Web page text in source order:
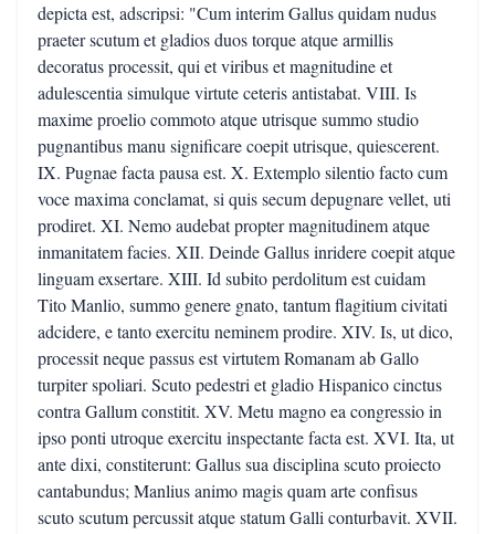
depicta est, adscripsi: "Cum interim Gallus quidam nudus
praeter scutum et gladios duos torque atque armillis
decoratus processit, qui et viribus et magnitudine et
adulescentia simulque virtute ceteris antistabat. VIII. Is
maxime proelio commoto atque utrisque summo studio
pugnantibus manu significare coepit utrisque, quiescerent.
IX. Pugnae facta pausa est. X. Extemplo silentio facto cum
voce maxima conclamat, si quis secum depugnare vellet, uti
prodiret. XI. Nemo audebat propter magnitudinem atque
inmanitatem facies. XII. Deinde Gallus inridere coepit atque
linguam exsertare. XIII. Id subito perdolitum est cuidam
Tito Manlio, summo genere gnato, tantum flagitium civitati
adcidere, e tanto exercitu neminem prodire. XIV. Is, ut dico,
processit neque passus est virtutem Romanam ab Gallo
turpiter spoliari. Scuto pedestri et gladio Hispanico cinctus
contra Gallum constitit. XV. Metu magno ea congressio in
ipso ponti utroque exercitu inspectante facta est. XVI. Ita, ut
ante dixi, constiterunt: Gallus sua disciplina scuto proiecto
cantabundus; Manlius animo magis quam arte confisus
scuto scutum percussit atque statum Galli conturbavit. XVII.